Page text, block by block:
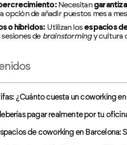
Necesitan
opción de añadir puestos mes a
o híbridos: Utilizan los espacios
de brainstormingy cultura
¿Cuánto cuesta un coworking
pagar realmente por tu
de coworking en Barcelona: